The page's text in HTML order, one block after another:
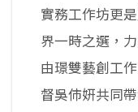
實務工作坊更
界一時之選，
由璟雙藝創工
督吳伂姸共同